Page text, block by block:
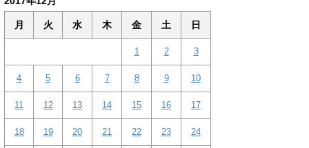
月 火 水 木 金 土 日
1 2 3
4 5 6 7 8 9 10
11 12 13 14 15 16 17
18 19 20 21 22 23 24